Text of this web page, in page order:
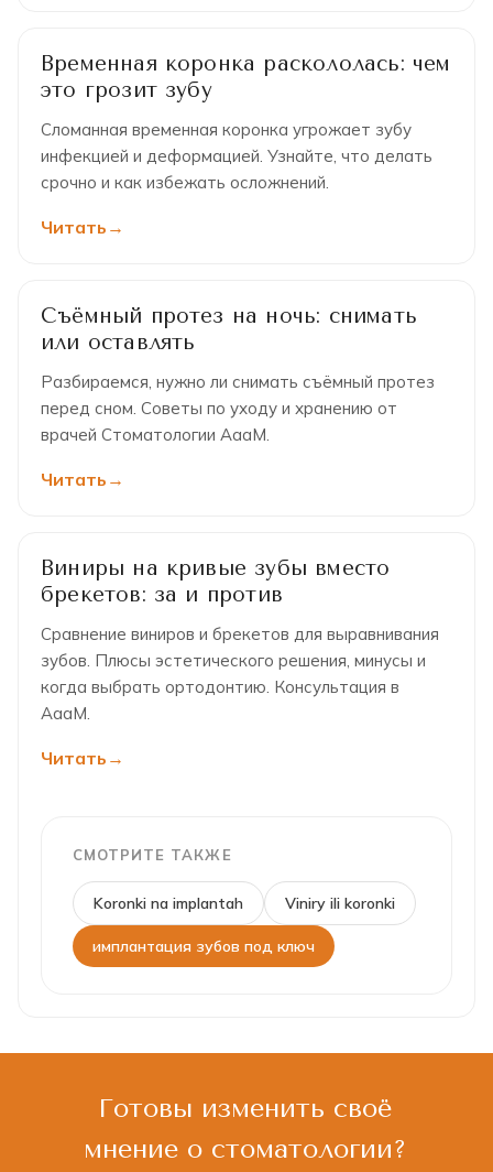
Временная коронка раскололась: чем
это грозит зубу
Сломанная временная коронка угрожает зубу
инфекцией и деформацией. Узнайте, что делать
срочно и как избежать осложнений.
Читать
Съёмный протез на ночь: снимать
или оставлять
Разбираемся, нужно ли снимать съёмный протез
перед сном. Советы по уходу и хранению от
врачей Стоматологии АааМ.
Читать
Виниры на кривые зубы вместо
брекетов: за и против
Сравнение виниров и брекетов для выравнивания
зубов. Плюсы эстетического решения, минусы и
когда выбрать ортодонтию. Консультация в
АааМ.
Читать
СМОТРИТЕ ТАКЖЕ
Koronki na implantah Viniry ili koronki
имплантация зубов под ключ
Готовы изменить своё
мнение о стоматологии?